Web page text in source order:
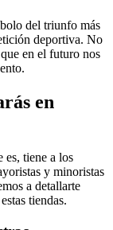
del triunfo más
deportiva. No
en el futuro nos
en
es, tiene a los
y minoristas
a detallarte
tiendas.